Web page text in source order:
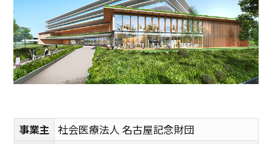
事業主 社会医療法人 名古屋記念財団